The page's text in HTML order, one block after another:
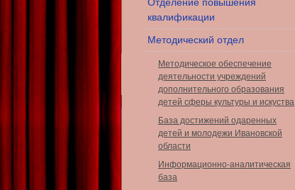
квалификации
Методический отдел
Методическое обеспечение
деятельности учреждений
дополнительного образования
детей сферы культуры и искуства
База достижений одаренных
детей и молодежи Ивановской
области
Информационно-аналитическая
база